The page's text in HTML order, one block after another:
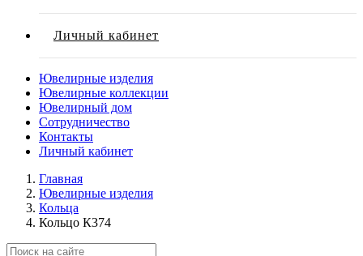
Личный кабинет
Ювелирные изделия
Ювелирные коллекции
Ювелирный дом
Сотрудничество
Контакты
Личный кабинет
Главная
Ювелирные изделия
Кольца
Кольцо К374